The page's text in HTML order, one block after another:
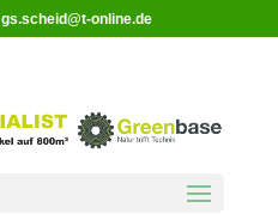
gs.scheid@t-online.de